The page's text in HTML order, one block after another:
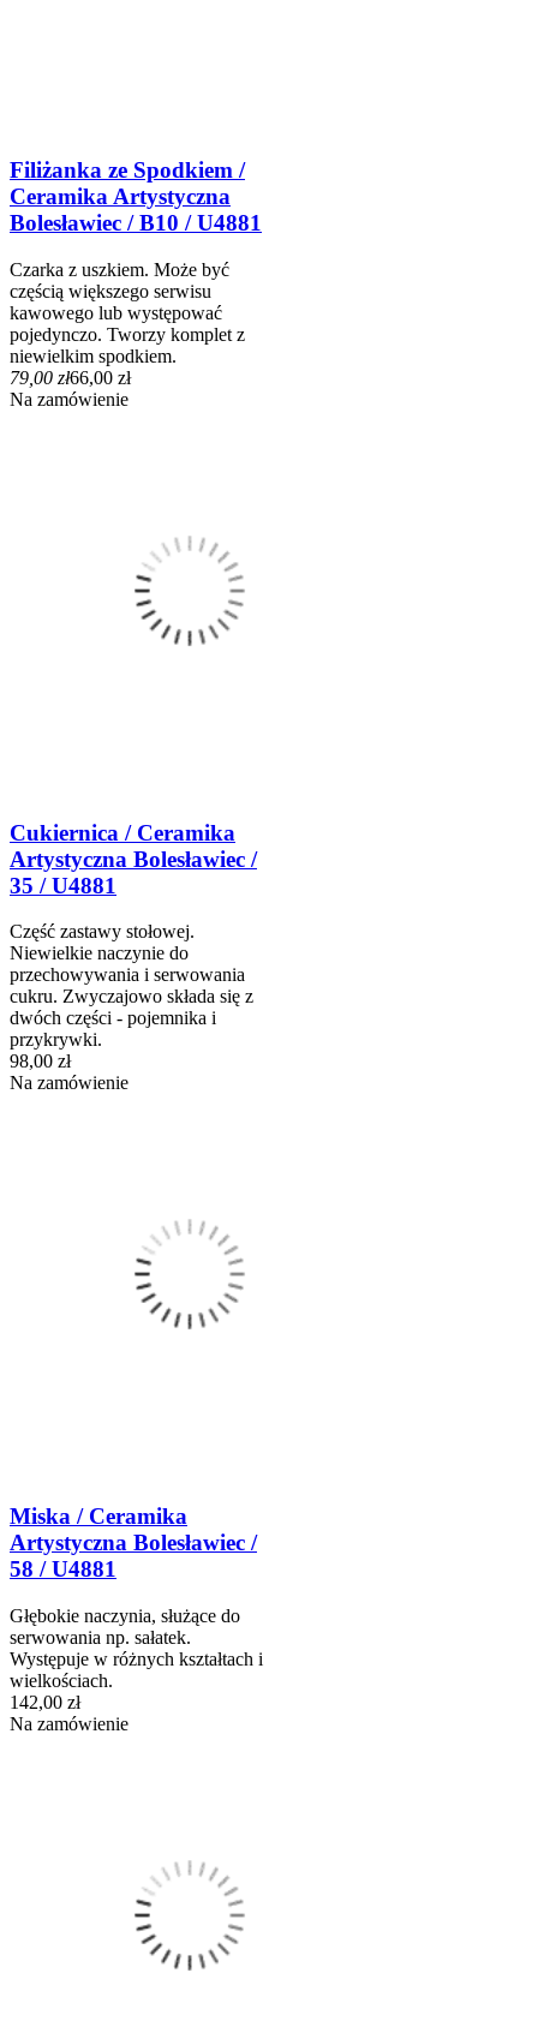
Filiżanka ze Spodkiem /
Ceramika Artystyczna
Bolesławiec / B10 / U4881
Czarka z uszkiem. Może być
częścią większego serwisu
kawowego lub występować
pojedynczo. Tworzy komplet z
niewielkim spodkiem.
79,00 zł66,00 zł
Na zamówienie
Cukiernica / Ceramika
Artystyczna Bolesławiec /
35 / U4881
Część zastawy stołowej.
Niewielkie naczynie do
przechowywania i serwowania
cukru. Zwyczajowo składa się z
dwóch części - pojemnika i
przykrywki.
98,00 zł
Na zamówienie
Miska / Ceramika
Artystyczna Bolesławiec /
58 / U4881
Głębokie naczynia, służące do
serwowania np. sałatek.
Występuje w różnych kształtach i
wielkościach.
142,00 zł
Na zamówienie